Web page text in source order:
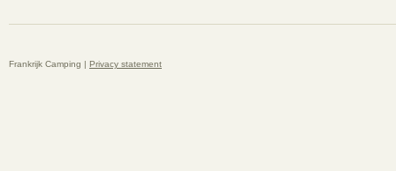
Frankrijk Camping | Privacy statement